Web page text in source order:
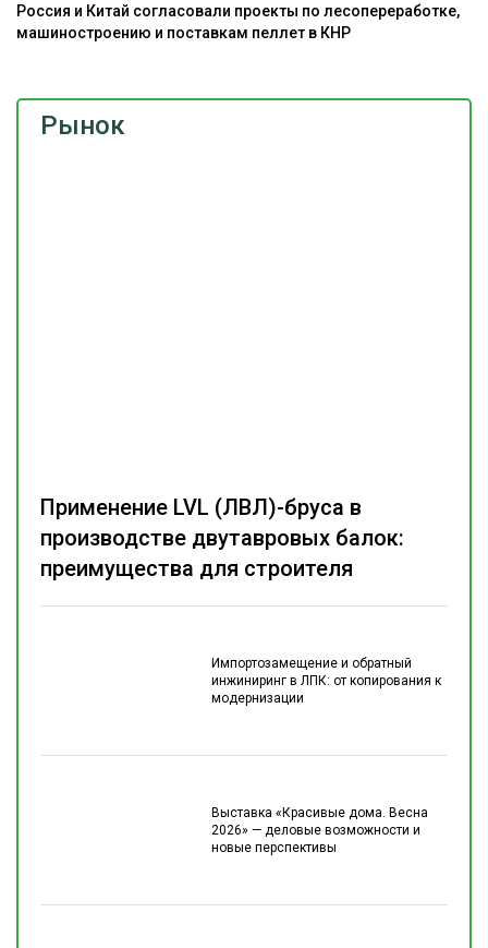
Рынок
Импортозамещение и обратный
инжиниринг в ЛПК: от копирования к
модернизации
Выставка «Красивые дома. Весна
2026» — деловые возможности и
новые перспективы
Применение LVL (ЛВЛ)-бруса в
производстве двутавровых балок:
преимущества для строителя
Россия и Китай согласовали проекты по лесопереработке,
машиностроению и поставкам пеллет в КНР